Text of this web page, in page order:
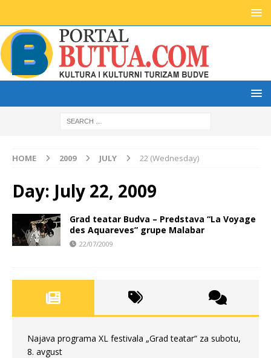
HOME 2009 JULY 22 (Wednesday)
Day: July 22, 2009
Grad teatar Budva – Predstava “La Voyage
des Aquareves” grupe Malabar
22/07/2009
Najava programa XL festivala „Grad teatar“ za subotu,
8. avgust